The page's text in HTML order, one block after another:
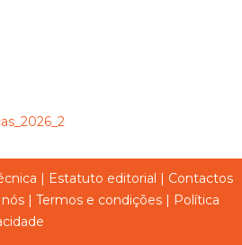
| Estatuto editorial | Contactos
| Termos e condições | Política